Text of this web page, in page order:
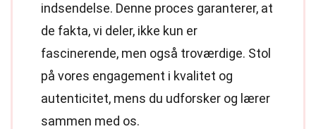
indsendelse. Denne proces garanterer, at
de fakta, vi deler, ikke kun er
fascinerende, men også troværdige. Stol
på vores engagement i kvalitet og
autenticitet, mens du udforsker og lærer
sammen med os.